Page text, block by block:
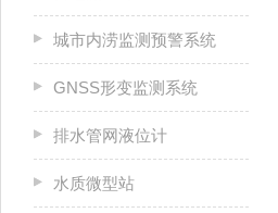
城市内涝监测预警系统
GNSS形变监测系统
排水管网液位计
水质微型站